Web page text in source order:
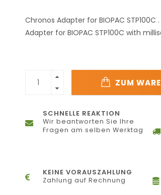
Chronos Adapter for BIOPAC
Adapter for BIOPAC STP100C with
ZUM
SCHNELLE REAKTION
Wir beantworten Sie Ihre
Fragen am selben Werktag
KEINE VORAUSZAHLUNG
Zahlung auf Rechnung